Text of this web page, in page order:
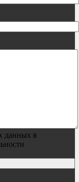
данных в